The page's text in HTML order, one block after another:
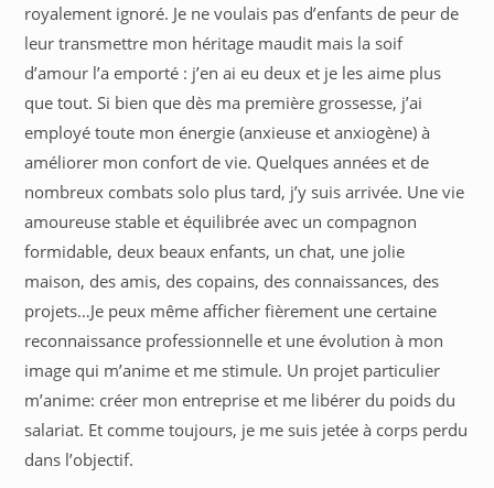
royalement ignoré. Je ne voulais pas d’enfants de peur de
leur transmettre mon héritage maudit mais la soif
d’amour l’a emporté : j’en ai eu deux et je les aime plus
que tout. Si bien que dès ma première grossesse, j’ai
employé toute mon énergie (anxieuse et anxiogène) à
améliorer mon confort de vie. Quelques années et de
nombreux combats solo plus tard, j’y suis arrivée. Une vie
amoureuse stable et équilibrée avec un compagnon
formidable, deux beaux enfants, un chat, une jolie
maison, des amis, des copains, des connaissances, des
projets…Je peux même afficher fièrement une certaine
reconnaissance professionnelle et une évolution à mon
image qui m’anime et me stimule. Un projet particulier
m’anime: créer mon entreprise et me libérer du poids du
salariat. Et comme toujours, je me suis jetée à corps perdu
dans l’objectif.